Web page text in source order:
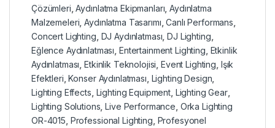
Çözümleri ,Aydınlatma Ekipmanları ,Aydınlatma
Malzemeleri ,Aydınlatma Tasarımı ,Canlı Performans
Concert Lighting DJ Aydınlatması ,DJ Lighting
Eğlence Aydınlatması Entertainment Lighting Etkinlik
Aydınlatması ,Etkinlik Teknolojisi Event Lighting Işık
Efektleri ,Konser Aydınlatması Lighting Design
Lighting Effects Lighting Equipment, Lighting Gear,
Lighting Solutions ,Live Performance Orka Lighting
OR-4015 Professional Lighting Profesyonel